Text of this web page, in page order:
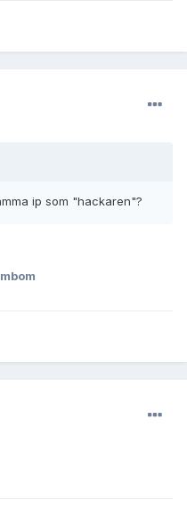
ip som "hackaren"?